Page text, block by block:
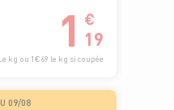
1 €
19
kg ou 1€69 le kg si coupée
09/08